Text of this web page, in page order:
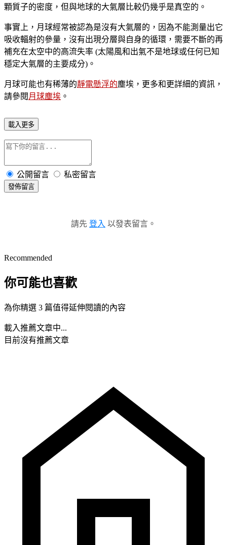
顆質子的密度，但與地球的大氣層比較仍幾乎是真空的。
事實上，月球經常被認為是沒有大氣層的，因為不能測量出它
吸收輻射的參量，沒有出現分層與自身的循環，需要不斷的再
補充在太空中的高流失率 (太陽風和出氣不是地球或任何已知
穩定大氣層的主要成分)。
月球可能也有稀薄的靜電懸浮的塵埃，更多和更詳細的資訊，
請參閱月球塵埃 。
載入更多
公開留言 私密留言
發佈留言
請先 登入 以發表留言。
Recommended
你可能也喜歡
為你精選 3 篇值得延伸閱讀的內容
載入推薦文章中...
目前沒有推薦文章